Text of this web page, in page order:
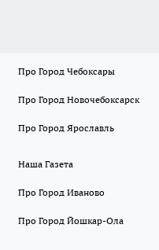
Про Город Чебоксары
Про Город Новочебоксарск
Про Город Ярославль
Наша Газета
Про Город Иваново
Про Город Йошкар-Ола